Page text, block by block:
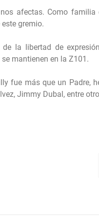
afectas. Como familia
gremio.
la libertad de
mantienen en la Z101.
fue más que un Padre,
Jimmy Dubal, entre